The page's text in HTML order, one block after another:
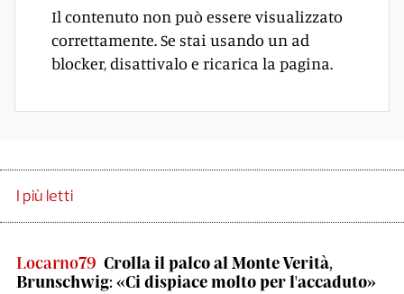
Il contenuto non può essere visualizzato
correttamente. Se stai usando un ad
blocker, disattivalo e ricarica la pagina.
I più letti
Locarno79 Crolla il palco al Monte Verità,
Brunschwig: «Ci dispiace molto per l'accaduto»